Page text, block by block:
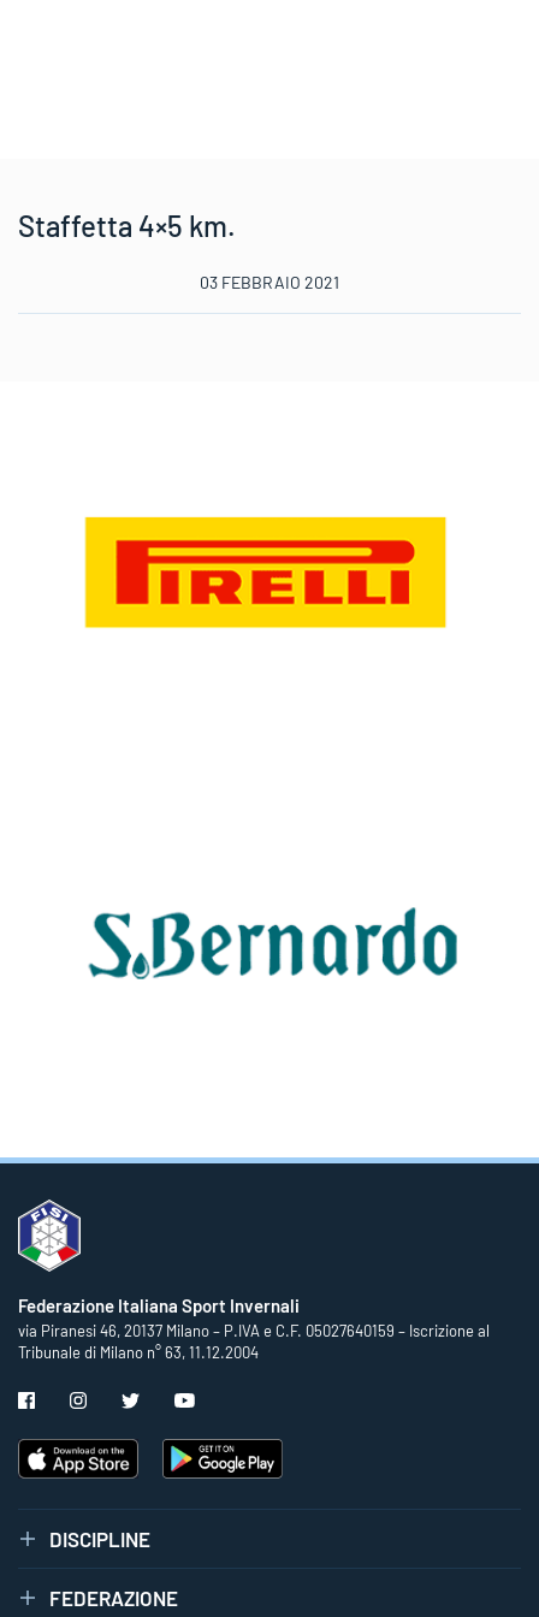
Staffetta 4×5 km.
03 FEBBRAIO 2021
Federazione Italiana Sport Invernali
via Piranesi 46, 20137 Milano – P.IVA e C.F. 05027640159 – Iscrizione al
Tribunale di Milano n° 63, 11.12.2004
DISCIPLINE
FEDERAZIONE